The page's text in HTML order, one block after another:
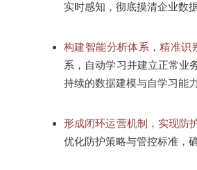
实时感知，彻底摸清企业数
构建智能分析体系，精准识
系，自动学习并建立正常业
持续的数据建模与自学习能
形成闭环运营机制，实现防
优化防护策略与管控标准，